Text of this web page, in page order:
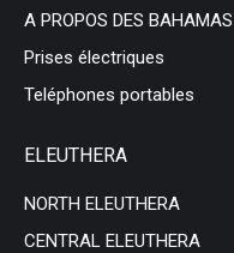
A PROPOS DES BAHAMAS
Prises électriques
Teléphones portables
ELEUTHERA
NORTH ELEUTHERA
CENTRAL ELEUTHERA